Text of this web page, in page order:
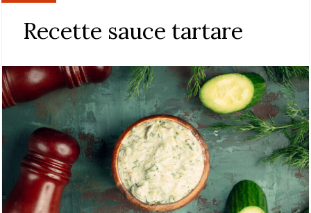
Recette sauce tartare